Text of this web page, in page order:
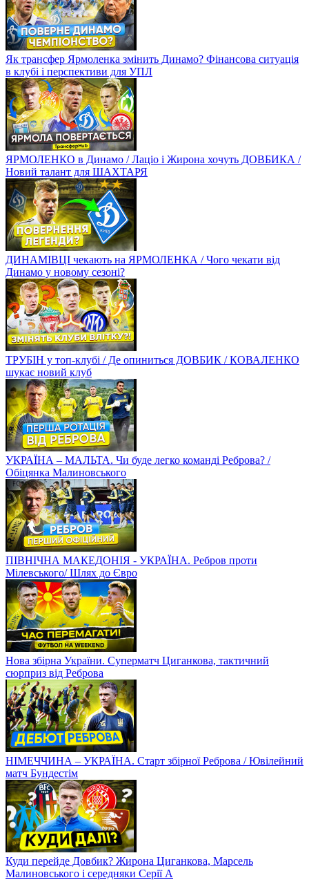
Як трансфер Ярмоленка змінить Динамо? Фінансова ситуація
в клубі і перспективи для УПЛ
ЯРМОЛЕНКО в Динамо / Лаціо і Жирона хочуть ДОВБИКА /
Новий талант для ШАХТАРЯ
ДИНАМІВЦІ чекають на ЯРМОЛЕНКА / Чого чекати від
Динамо у новому сезоні?
ТРУБІН у топ-клубі / Де опиниться ДОВБИК / КОВАЛЕНКО
шукає новий клуб
УКРАЇНА – МАЛЬТА. Чи буде легко команді Реброва? /
Обіцянка Малиновського
ПІВНІЧНА МАКЕДОНІЯ - УКРАЇНА. Ребров проти
Мілевського/ Шлях до Євро
Нова збірна України. Суперматч Циганкова, тактичний
сюрприз від Реброва
НІМЕЧЧИНА – УКРАЇНА. Старт збірної Реброва / Ювілейний
матч Бундестім
Куди перейде Довбик? Жирона Циганкова, Марсель
Малиновського і середняки Серії А